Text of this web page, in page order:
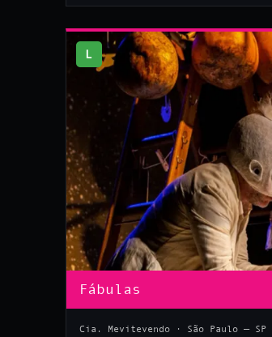
L
Fábulas
Cia. Mevitevendo · São Paulo — SP